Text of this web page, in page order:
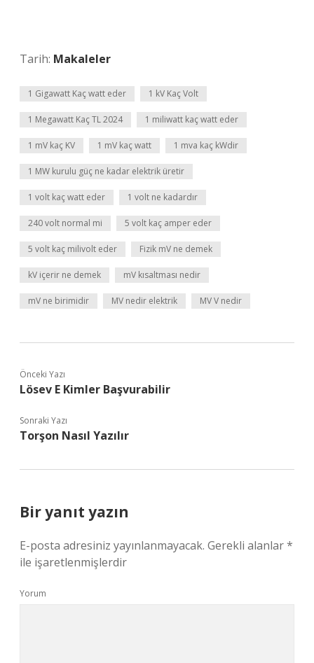
Tarih: Makaleler
1 Gigawatt Kaç watt eder 1 kV Kaç Volt
1 Megawatt Kaç TL 2024 1 miliwatt kaç watt eder
1 mV kaç KV 1 mV kaç watt 1 mva kaç kWdir
1 MW kurulu güç ne kadar elektrik üretir
1 volt kaç watt eder 1 volt ne kadardır
240 volt normal mi 5 volt kaç amper eder
5 volt kaç milivolt eder Fizik mV ne demek
kV içerir ne demek mV kısaltması nedir
mV ne birimidir MV nedir elektrik MV V nedir
Önceki Yazı
Lösev E Kimler Başvurabilir
Sonraki Yazı
Torşon Nasıl Yazılır
Bir yanıt yazın
E-posta adresiniz yayınlanmayacak. Gerekli alanlar*
ile işaretlenmişlerdir
Yorum